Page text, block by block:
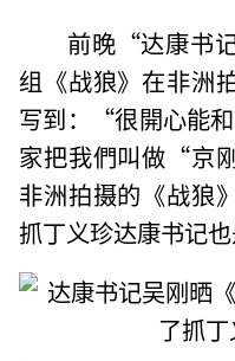
前晚“达康书
组《战狼》在非洲
写到：“很開心能
家把我們叫做“京
非洲拍摄的《战狼
抓丁义珍达康书记